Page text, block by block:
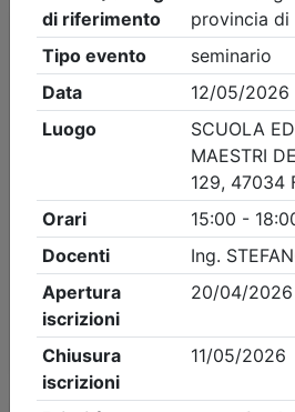
Criteri di ricerca applicati:
- Tipo Ordine/collegio:
Cesena
- Eventi in
Precedente 1
Nessun risultato per i